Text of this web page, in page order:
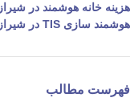
هزینه خانه هوشمند در شیراز
هوشمند سازی TIS در شیراز: فناوری پیشرفته با ورزه پردازان
فهرست مطالب